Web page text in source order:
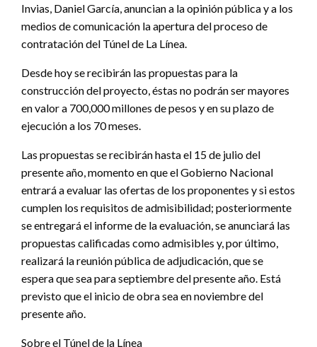
Invias, Daniel García, anuncian a la opinión pública y a los
medios de comunicación la apertura del proceso de
contratación del Túnel de La Línea.
Desde hoy se recibirán las propuestas para la
construcción del proyecto, éstas no podrán ser mayores
en valor a 700,000 millones de pesos y en su plazo de
ejecución a los 70 meses.
Las propuestas se recibirán hasta el 15 de julio del
presente año, momento en que el Gobierno Nacional
entrará a evaluar las ofertas de los proponentes y si estos
cumplen los requisitos de admisibilidad; posteriormente
se entregará el informe de la evaluación, se anunciará las
propuestas calificadas como admisibles y, por último,
realizará la reunión pública de adjudicación, que se
espera que sea para septiembre del presente año. Está
previsto que el inicio de obra sea en noviembre del
presente año.
Sobre el Túnel de la Línea